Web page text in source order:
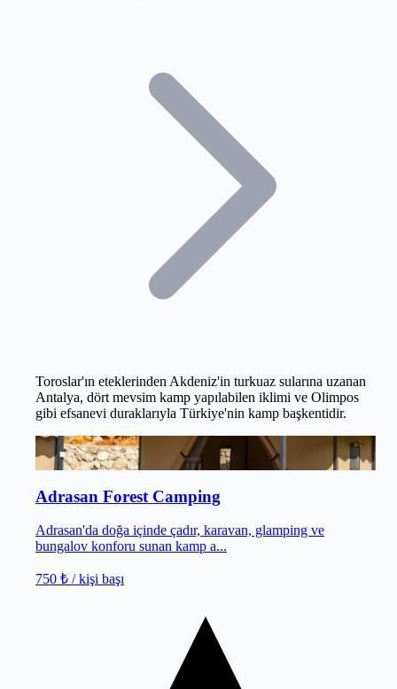
Toroslar'ın eteklerinden Akdeniz'in turkuaz sularına uzanan
Antalya, dört mevsim kamp yapılabilen iklimi ve Olimpos
gibi efsanevi duraklarıyla Türkiye'nin kamp başkentidir.
Kumluca/Antalya
Adrasan Forest Camping
Adrasan'da doğa içinde çadır, karavan, glamping ve
bungalov konforu sunan kamp a...
750 ₺ / kişi başı